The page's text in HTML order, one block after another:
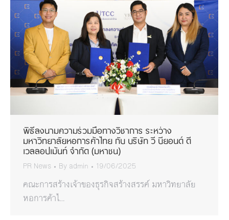
พิธีลงนามความร่วมมือทางวิชาการ ระหว่าง
มหาวิทยาลัยหอการค้าไทย กับ บริษัท วี บียอนด์ ดี
เวลลอปเม้นท์ จำกัด (มหาชน)
PR News By admin 19/06/2025
คณะการสร้างเจ้าของธุรกิจสร้างสรรค์ มหาวิทยาลัย
หอการค้าไ…